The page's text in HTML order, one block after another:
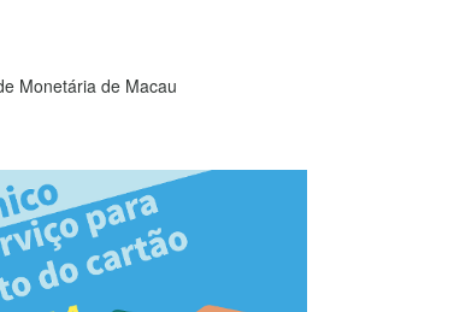
Monetária de Macau